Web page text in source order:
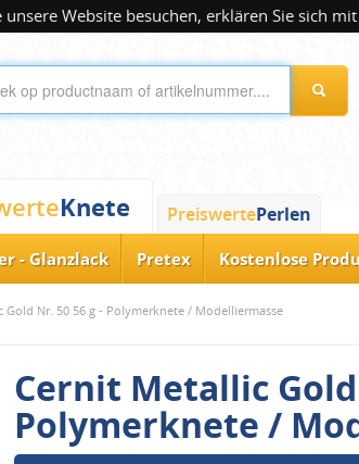
Website besuchen, erklären Sie sich
Knete PreiswertePerlen
- Glanzlack Pretex Kostenlose
Gold Nr. 50 56 g - Polymerknete / Modelliermasse
Cernit Metallic Gold
Polymerknete /